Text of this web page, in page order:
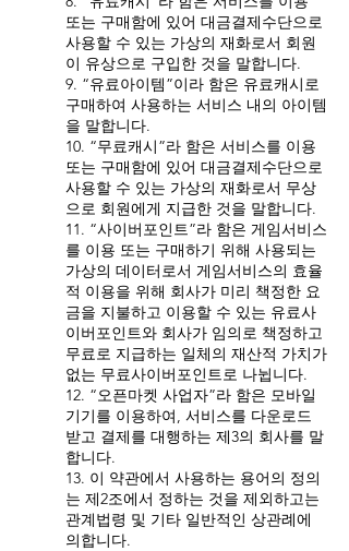
또는 구매함에 있어 대금결제수단으로
사용할 수 있는 가상의 재화로서 회원
이 유상으로 구입한 것을 말합니다.
9. “유료아이템”이라 함은 유료캐시로
구매하여 사용하는 서비스 내의 아이템
을 말합니다.
10. “무료캐시”라 함은 서비스를 이용
또는 구매함에 있어 대금결제수단으로
사용할 수 있는 가상의 재화로서 무상
으로 회원에게 지급한 것을 말합니다.
11. “사이버포인트”라 함은 게임서비스
를 이용 또는 구매하기 위해 사용되는
가상의 데이터로서 게임서비스의 효율
적 이용을 위해 회사가 미리 책정한 요
금을 지불하고 이용할 수 있는 유료사
이버포인트와 회사가 임의로 책정하고
무료로 지급하는 일체의 재산적 가치가
없는 무료사이버포인트로 나뉩니다.
12. “오픈마켓 사업자”라 함은 모바일
기기를 이용하여, 서비스를 다운로드
받고 결제를 대행하는 제3의 회사를 말
합니다.
13. 이 약관에서 사용하는 용어의 정의
는 제2조에서 정하는 것을 제외하고는
관계법령 및 기타 일반적인 상관례에
의합니다.